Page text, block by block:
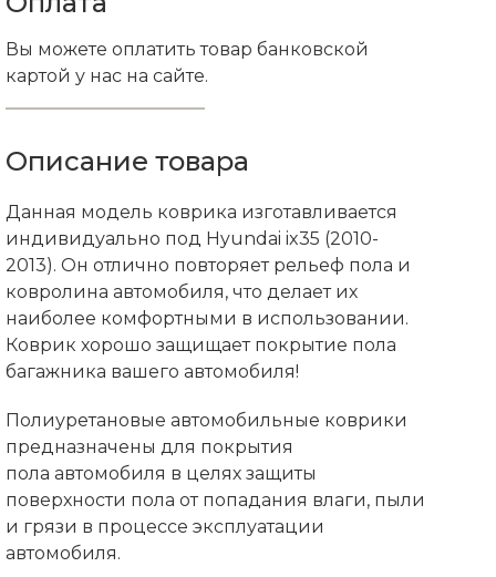
Вы можете оплатить товар банковской
картой у нас на сайте.
Описание товара
Данная модель коврика изготавливается
индивидуально под Hyundai ix35 (2010-
2013). Он отлично повторяет рельеф пола и
ковролина автомобиля, что делает их
наиболее комфортными в использовании.
Коврик хорошо защищает покрытие пола
багажника вашего автомобиля!
Полиуретановые автомобильные коврики
предназначены для покрытия
пола автомобиля в целях защиты
поверхности пола от попадания влаги, пыли
и грязи в процессе эксплуатации
автомобиля.